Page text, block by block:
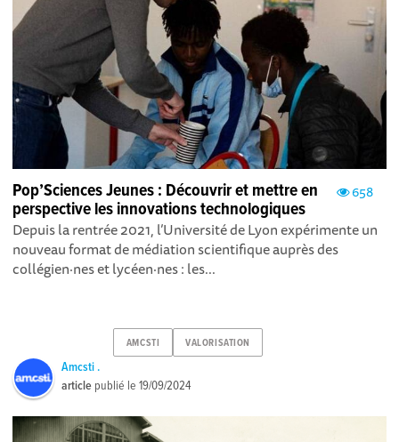
658
Pop’Sciences Jeunes : Découvrir et mettre en
perspective les innovations technologiques
Depuis la rentrée 2021, l’Université de Lyon expérimente un
nouveau format de médiation scientifique auprès des
collégien·nes et lycéen·nes : les...
AMCSTI VALORISATION
Amcsti .
article publié le19/09/2024